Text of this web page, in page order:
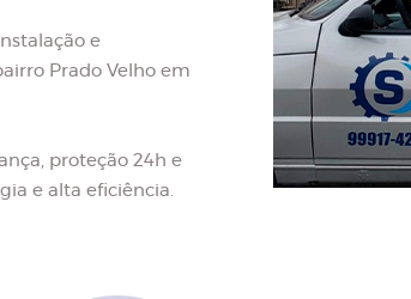
e
Prado Velho em
proteção 24h e
e alta eficiência.